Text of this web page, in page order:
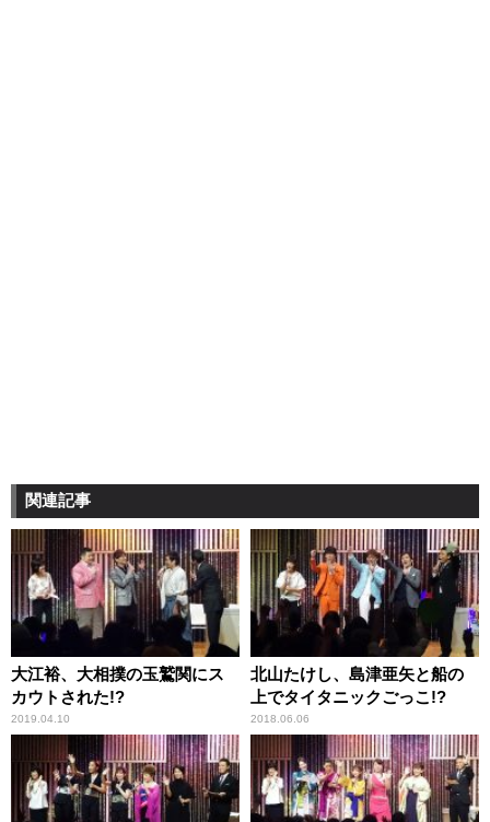
関連記事
大江裕、大相撲の玉鷲関にス
カウトされた!?
2019.04.10
北山たけし、島津亜矢と船の
上でタイタニックごっこ!?
2018.06.06